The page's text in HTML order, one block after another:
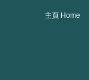
主頁 Home